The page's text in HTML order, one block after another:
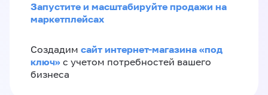
Запустите и масштабируйте продажи на
маркетплейсах
Создадим сайт интернет-магазина «под
ключ» с учетом потребностей вашего
бизнеса